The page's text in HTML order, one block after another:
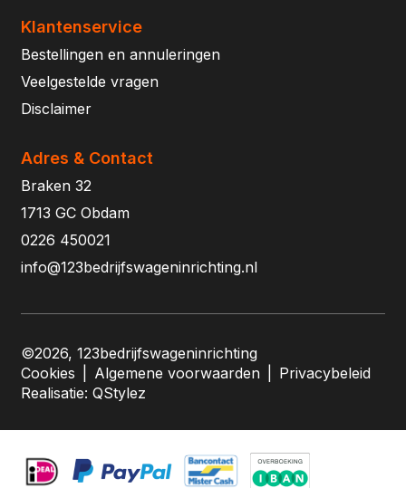
Klantenservice
Bestellingen en annuleringen
Veelgestelde vragen
Disclaimer
Adres & Contact
Braken 32
1713 GC Obdam
0226 450021
info@123bedrijfswageninrichting.nl
©2026, 123bedrijfswageninrichting
Cookies
Algemene voorwaarden
Privacybeleid
Realisatie: QStylez